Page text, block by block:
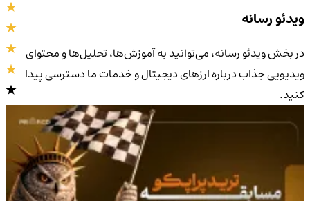
4.9/5
ویدئو رسانه
در بخش ویدئو رسانه، می‌توانید به آموزش‌ها، تحلیل‌ها و محتوای
ویدیویی جذاب درباره ارزهای دیجیتال و خدمات ما دسترسی پیدا
کنید.